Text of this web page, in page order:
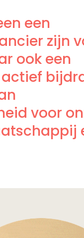
een
zijn
ook een
voor